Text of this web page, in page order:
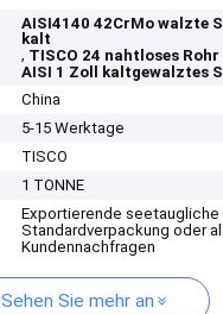
AISI4140 42CrMo walzte
kalt
, TISCO 24 nahtloses
AISI 1 Zoll kaltgewalztes
China
5-15 Werktage
TISCO
1 TONNE
Exportierende seetaugliche
Standardverpackung oder
Kundennachfragen
Sehen Sie mehr an